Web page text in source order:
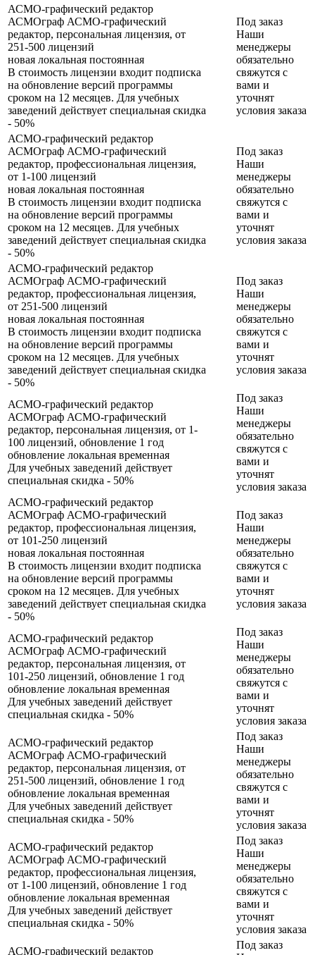
АСМО-графический редактор
АСМОграф АСМО-графический
редактор, персональная лицензия, от
251-500 лицензий
новая локальная постоянная
В стоимость лицензии входит подписка
на обновление версий программы
сроком на 12 месяцев. Для учебных
заведений действует специальная скидка
- 50%
Под заказ
Наши
менеджеры
обязательно
свяжутся с
вами и
уточнят
условия заказа
АСМО-графический редактор
АСМОграф АСМО-графический
редактор, профессиональная лицензия,
от 1-100 лицензий
новая локальная постоянная
В стоимость лицензии входит подписка
на обновление версий программы
сроком на 12 месяцев. Для учебных
заведений действует специальная скидка
- 50%
Под заказ
Наши
менеджеры
обязательно
свяжутся с
вами и
уточнят
условия заказа
АСМО-графический редактор
АСМОграф АСМО-графический
редактор, профессиональная лицензия,
от 251-500 лицензий
новая локальная постоянная
В стоимость лицензии входит подписка
на обновление версий программы
сроком на 12 месяцев. Для учебных
заведений действует специальная скидка
- 50%
Под заказ
Наши
менеджеры
обязательно
свяжутся с
вами и
уточнят
условия заказа
АСМО-графический редактор
АСМОграф АСМО-графический
редактор, персональная лицензия, от 1-
100 лицензий, обновление 1 год
обновление локальная временная
Для учебных заведений действует
специальная скидка - 50%
Под заказ
Наши
менеджеры
обязательно
свяжутся с
вами и
уточнят
условия заказа
АСМО-графический редактор
АСМОграф АСМО-графический
редактор, профессиональная лицензия,
от 101-250 лицензий
новая локальная постоянная
В стоимость лицензии входит подписка
на обновление версий программы
сроком на 12 месяцев. Для учебных
заведений действует специальная скидка
- 50%
Под заказ
Наши
менеджеры
обязательно
свяжутся с
вами и
уточнят
условия заказа
АСМО-графический редактор
АСМОграф АСМО-графический
редактор, персональная лицензия, от
101-250 лицензий, обновление 1 год
обновление локальная временная
Для учебных заведений действует
специальная скидка - 50%
Под заказ
Наши
менеджеры
обязательно
свяжутся с
вами и
уточнят
условия заказа
АСМО-графический редактор
АСМОграф АСМО-графический
редактор, персональная лицензия, от
251-500 лицензий, обновление 1 год
обновление локальная временная
Для учебных заведений действует
специальная скидка - 50%
Под заказ
Наши
менеджеры
обязательно
свяжутся с
вами и
уточнят
условия заказа
АСМО-графический редактор
АСМОграф АСМО-графический
редактор, профессиональная лицензия,
от 1-100 лицензий, обновление 1 год
обновление локальная временная
Для учебных заведений действует
специальная скидка - 50%
Под заказ
Наши
менеджеры
обязательно
свяжутся с
вами и
уточнят
условия заказа
АСМО-графический редактор
Под заказ